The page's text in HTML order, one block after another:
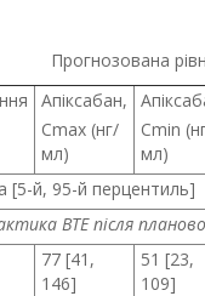
Прогнозована
Апіксабан,
Cmax(нг/
мл)
Cmin
мл)
[5-й, 95-й перцентиль]
ВТЕ після
77 [41,
146]
51 [23,
109]